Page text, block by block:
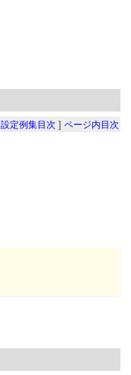
設定例集目次 ] ページ内目次